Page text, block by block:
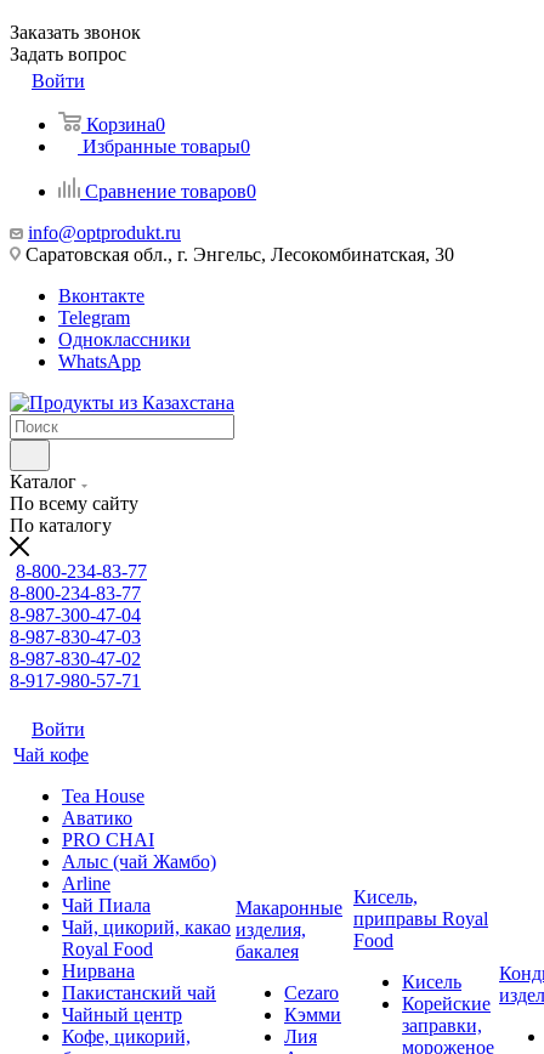
Заказать звонок
Задать вопрос
Войти
Корзина0
Избранные товары0
Сравнение товаров0
info@optprodukt.ru
Саратовская обл., г. Энгельс, Лесокомбинатская, 30
Вконтакте
Telegram
Одноклассники
WhatsApp
Каталог
По всему сайту
По каталогу
8-800-234-83-77
8-800-234-83-77
8-987-300-47-04
8-987-830-47-03
8-987-830-47-02
8-917-980-57-71
Войти
Чай кофе
Tea House
Аватико
PRO CHAI
Алыс (чай Жамбо)
Arline
Чай Пиала
Чай, цикорий, какао
Royal Food
Нирвана
Пакистанский чай
Чайный центр
Кофе, цикорий,
Макаронные
изделия,
бакалея
Cezaro
Кэмми
Лия
Кисель,
приправы Royal
Food
Кисель
Корейские
заправки,
мороженое